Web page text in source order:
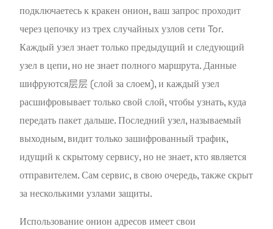
подключаетесь к кракен онион, ваш запрос проходит
через цепочку из трех случайных узлов сети Tor.
Каждый узел знает только предыдущий и следующий
узел в цепи, но не знает полного маршрута. Данные
шифруются层层 (слой за слоем), и каждый узел
расшифровывает только свой слой, чтобы узнать, куда
передать пакет дальше. Последний узел, называемый
выходным, видит только зашифрованный трафик,
идущий к скрытому сервису, но не знает, кто является
отправителем. Сам сервис, в свою очередь, также скрыт
за несколькими узлами защиты.
Использование онион адресов имеет свои